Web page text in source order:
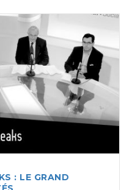
: LE GRAND